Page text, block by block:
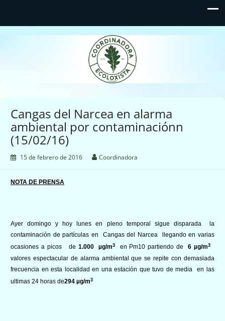
Coordinadora Ecoloxista
d'Asturies
Cangas del Narcea en alarma
ambiental por contaminaciónn
(15/02/16)
15 de febrero de 2016 Coordinadora
NOTA DE PRENSA
Ayer domingo y hoy lunes en pleno temporal sigue disparada la
contaminación de partículas en Cangas del Narcea llegando en varias
ocasiones a picos de 1.000 µg/m3 en Pm10 partiendo de6 µg/m3
valores espectacular de alarma ambiental que se repite con demasiada
frecuencia en esta localidad en una estación que tuvo de media en las
ultimas 24 horas de294 µg/m3